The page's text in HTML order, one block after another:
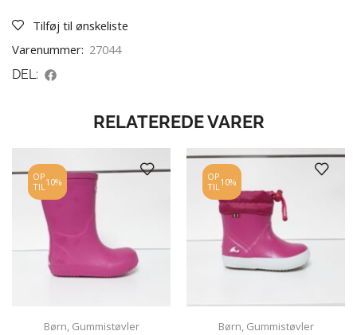
Tilføj til ønskeliste
Varenummer: 27044
DEL:
RELATEREDE VARER
OP
TIL10%
Børn, Gummistøvler
OP
TIL10%
Børn, Gummistøvler